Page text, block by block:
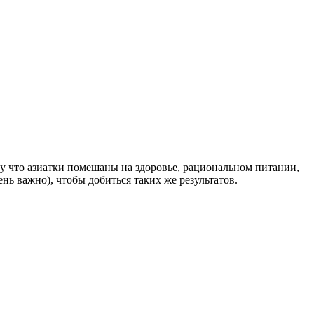
азиатки помешаны на здоровье, рациональном питании,
важно), чтобы добиться таких же результатов.